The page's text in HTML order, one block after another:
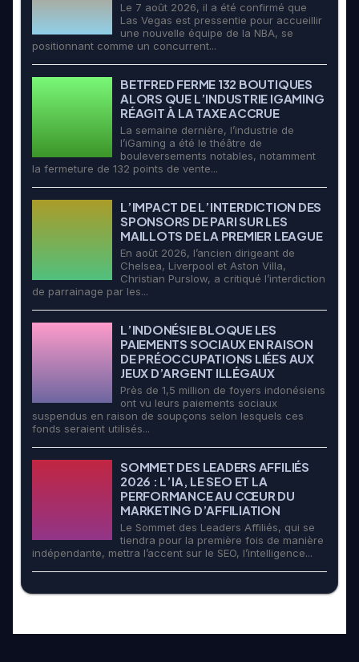
Le 7 août 2026, il a été confirmé que
Las Vegas est pressentie pour accueillir
une nouvelle équipe de la NBA, se
positionnant comme un concurrent...
BETFRED FERME 132 BOUTIQUES
ALORS QUE L’INDUSTRIE IGAMING
RÉAGIT À LA TAXE ACCRUE
La semaine dernière, l’industrie de
l’iGaming a été le théâtre de
bouleversements notables, notamment
la fermeture de 132 points de vente...
L’IMPACT DE L’INTERDICTION DES
SPONSORS DE PARI SUR LES
MAILLOTS DE LA PREMIER LEAGUE
En août 2026, l’ancien dirigeant de
Chelsea, Liverpool et Aston Villa,
Christian Purslow, a critiqué l’interdiction
de parrainage par les...
L’INDONÉSIE BLOQUE LES
PAIEMENTS SOCIAUX EN RAISON
DE PRÉOCCUPATIONS LIÉES AUX
JEUX D’ARGENT ILLÉGAUX
Près de 1,5 million de foyers indonésiens
ont vu leurs paiements sociaux
suspendus en raison de soupçons selon lesquels ces
fonds seraient utilisés...
SOMMET DES LEADERS AFFILIÉS
2026 : L’IA, LE SEO ET LA
PERFORMANCE AU CŒUR DU
MARKETING D’AFFILIATION
Le Sommet des Leaders Affiliés, qui se
tiendra pour la première fois de manière
indépendante, mettra l’accent sur le SEO, l’intelligence...